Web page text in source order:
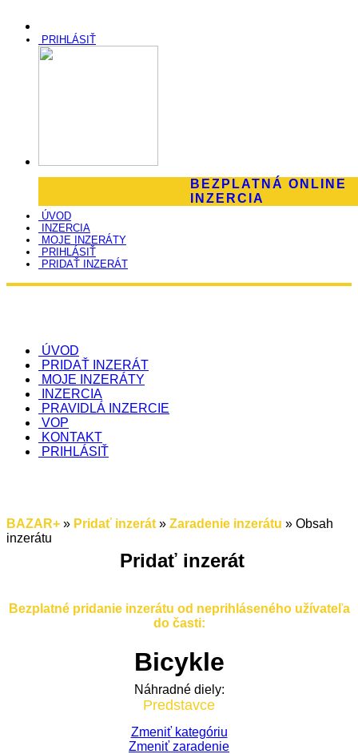
PRIHLÁSIŤ
BEZPLATNÁ ONLINE
INZERCIA
ÚVOD
INZERCIA
MOJE INZERÁTY
PRIHLÁSIŤ
PRIDAŤ INZERÁT
ÚVOD
PRIDAŤ INZERÁT
MOJE INZERÁTY
INZERCIA
PRAVIDLÁ INZERCIE
VOP
KONTAKT
PRIHLÁSIŤ
BAZAR+ » Pridať inzerát » Zaradenie inzerátu » Obsah
inzerátu
Pridať inzerát
Bezplatné pridanie inzerátu od neprihláseného užívateľa
do časti:
Bicykle
Náhradné diely:
Predstavce
Zmeniť kategóriu
Zmeniť zaradenie